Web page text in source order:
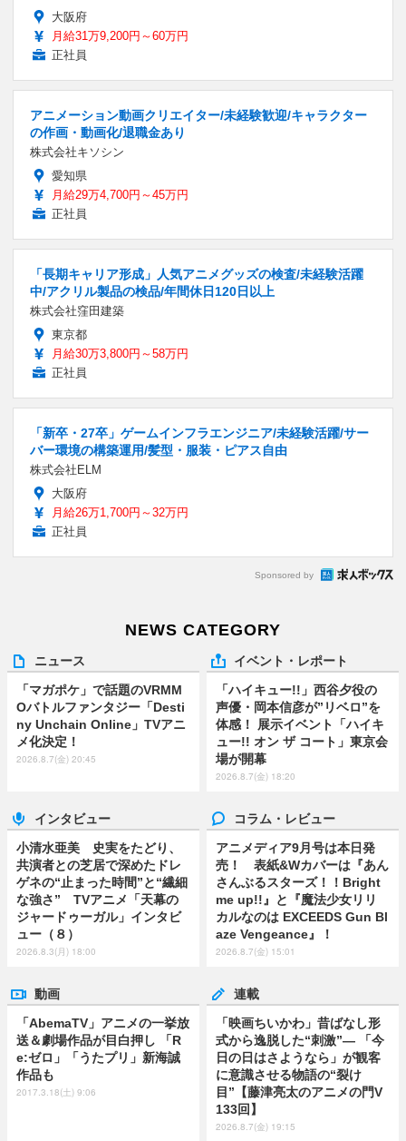
大阪府
月給31万9,200円～60万円
正社員
アニメーション動画クリエイター/未経験歓迎/キャラクター
の作画・動画化/退職金あり
株式会社キソシン
愛知県
月給29万4,700円～45万円
正社員
「長期キャリア形成」人気アニメグッズの検査/未経験活躍
中/アクリル製品の検品/年間休日120日以上
株式会社窪田建築
東京都
月給30万3,800円～58万円
正社員
「新卒・27卒」ゲームインフラエンジニア/未経験活躍/サー
バー環境の構築運用/髪型・服装・ピアス自由
株式会社ELM
大阪府
月給26万1,700円～32万円
正社員
Sponsored by
NEWS CATEGORY
ニュース
「マガポケ」で話題のVRMM
Oバトルファンタジー「Desti
ny Unchain Online」TVアニ
メ化決定！
2026.8.7(金) 20:45
イベント・レポート
「ハイキュー!!」西谷夕役の
声優・岡本信彦が”リベロ”を
体感！ 展示イベント「ハイキ
ュー!! オン ザ コート」東京会
場が開幕
2026.8.7(金) 18:20
インタビュー
小清水亜美 史実をたどり、
共演者との芝居で深めたドレ
ゲネの“止まった時間”と“繊細
な強さ” TVアニメ「天幕の
ジャードゥーガル」インタビ
ュー（８）
2026.8.3(月) 18:00
コラム・レビュー
アニメディア9月号は本日発
売！ 表紙&Wカバーは『あん
さんぶるスターズ！！Bright
me up!!』と『魔法少女リリ
カルなのは EXCEEDS Gun Bl
aze Vengeance』！
2026.8.7(金) 15:01
動画
「AbemaTV」アニメの一挙放
送＆劇場作品が目白押し 「R
e:ゼロ」「うたプリ」新海誠
作品も
2017.3.18(土) 9:06
連載
「映画ちいかわ」昔ばなし形
式から逸脱した“刺激”― 「今
日の日はさようなら」が観客
に意識させる物語の“裂け
目”【藤津亮太のアニメの門V
133回】
2026.8.7(金) 19:15